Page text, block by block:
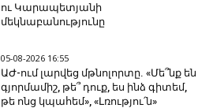
ու Կարապետյանի
մեկնաբանությունը
05-08-2026 16:55
ԱԺ-ում լարվեց մթնոլորտը. «Մե՞նք են
գյորմամիշ, թե՞ դուք, ես ինձ գիտեմ,
թե ոնց կպահեմ», «Լռությու՛ն»